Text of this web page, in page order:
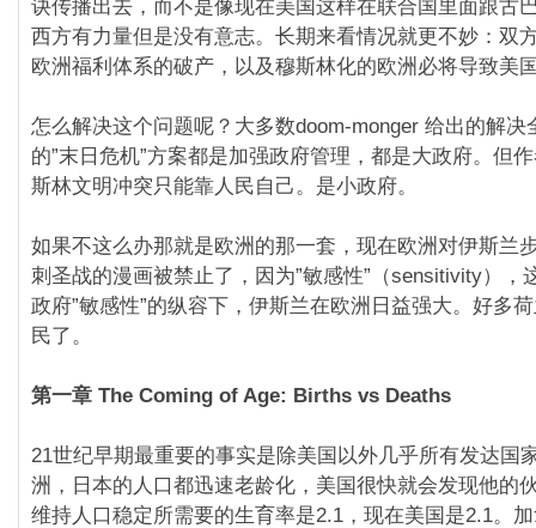
诀传播出去，而不是像现在美国这样在联合国里面跟古
西方有力量但是没有意志。长期来看情况就更不妙：双
欧洲福利体系的破产，以及穆斯林化的欧洲必将导致美
怎么解决这个问题呢？大多数doom-monger 给出的解决
的”末日危机”方案都是加强政府管理，都是大政府。但
斯林文明冲突只能靠人民自己。是小政府。
如果不这么办那就是欧洲的那一套，现在欧洲对伊斯兰
刺圣战的漫画被禁止了，因为”敏感性”（sensitivity），
政府”敏感性”的纵容下，伊斯兰在欧洲日益强大。好多
民了。
第一章 The Coming of Age: Births vs Deaths
21世纪早期最重要的事实是除美国以外几乎所有发达国
洲，日本的人口都迅速老龄化，美国很快就会发现他的
维持人口稳定所需要的生育率是2.1，现在美国是2.1。